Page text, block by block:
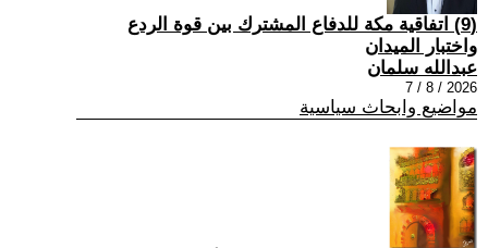
(9) اتفاقية مكة للدفاع المشترك بين قوة الردع
واختبار الميدان
عبدالله سلمان
2026 / 8 / 7
مواضيع وابحاث سياسية